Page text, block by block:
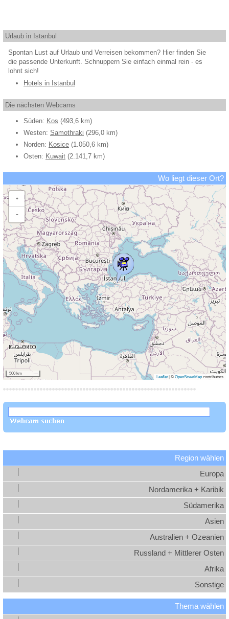
Urlaub in Istanbul
Spontan Lust auf Urlaub und Verreisen bekommen? Hier finden Sie
die passende Unterkunft. Schnuppern Sie einfach einmal rein - es
lohnt sich!
Hotels in Istanbul
Die nächsten Webcams
Süden: Kos (493,6 km)
Westen: Samothraki (296,0 km)
Norden: Kosice (1.050,6 km)
Osten: Kuwait (2.141,7 km)
Wo liegt dieser Ort?
+
−
500 km
Leaflet © OpenStreetMap contributors
Region wählen
Europa
Nordamerika + Karibik
Südamerika
Asien
Australien + Ozeanien
Russland + Mittlerer Osten
Afrika
Sonstige
Thema wählen